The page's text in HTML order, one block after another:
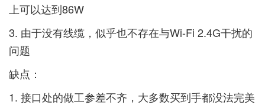
上可以达到86W
3. 由于没有线缆，似乎也不存在与Wi-Fi 2.4G干扰的
问题
缺点：
1. 接口处的做工参差不齐，大多数买到手都没法完美